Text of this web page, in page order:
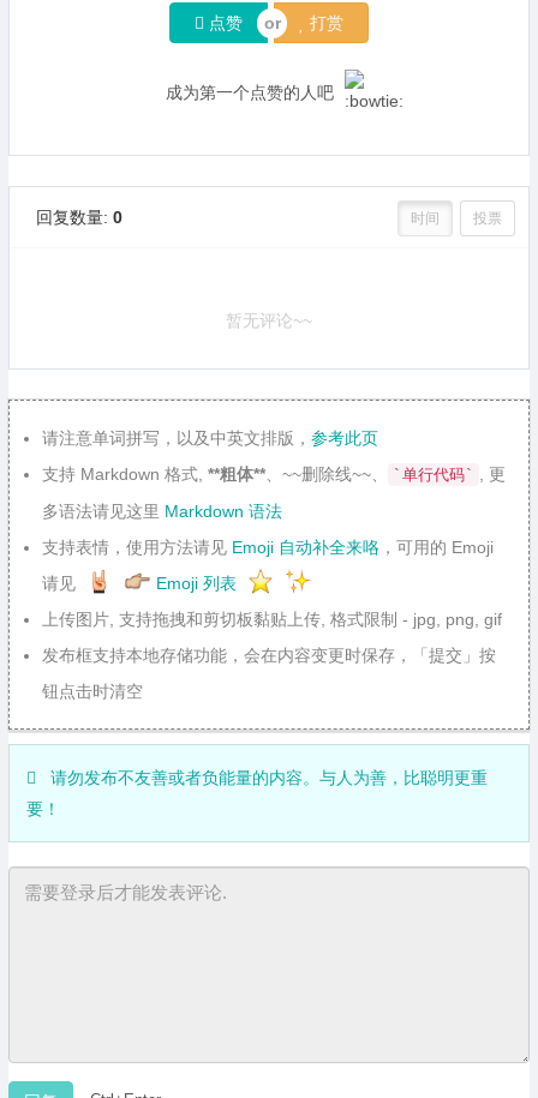
点赞 打赏
成为第一个点赞的人吧
回复数量: 0 时间 投票
暂无评论~~
请注意单词拼写，以及中英文排版， 参考此页
支持 Markdown 格式, **粗体** 、~~删除线~~、 `单行代码`
, 更
多语法请见这里 Markdown 语法
支持表情，使用方法请见 Emoji 自动补全来咯 ，可用的 Emoji
请见
Emoji 列表
上传图片, 支持拖拽和剪切板黏贴上传, 格式限制 - jpg, png, gif
发布框支持本地存储功能，会在内容变更时保存，「提交」按
钮点击时清空
请勿发布不友善或者负能量的内容。与人为善，比聪明更重
要！